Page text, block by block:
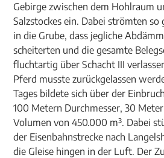
Gebirge zwischen dem Hohlraum
Salzstockes ein. Dabei strömten so
in die Grube, dass jegliche
scheiterten und die gesamte
fluchtartig über Schacht III
Pferd musste zurückgelassen
Tages bildete sich über der
100 Metern Durchmesser, 30
Volumen von 450.000 m³. Dabei
der Eisenbahnstrecke nach
die Gleise hingen in der Luft. Der